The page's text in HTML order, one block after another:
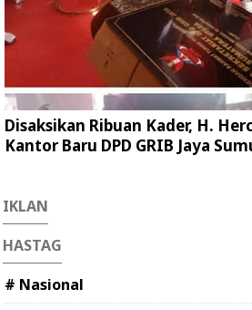
Disaksikan Ribuan Kader, H.
Kantor Baru DPD GRIB Jaya
IKLAN
HASTAG
# Nasional